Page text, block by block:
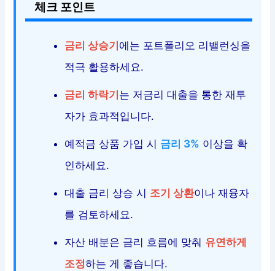
체크 포인트
금리 상승기 에는 포트폴리오 리밸런싱을
적극 활용하세요.
금리 하락기 는 저금리 대출을 통한 재투
자가 효과적입니다.
예적금 상품 가입 시 금리 3% 이상을 확
인하세요.
대출 금리 상승 시 조기 상환이나 재융자
를 검토하세요.
자산 배분은 금리 흐름에 맞춰 유연하게
조정하는 게 좋습니다.